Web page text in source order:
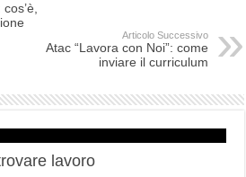
Articolo Successivo
Atac “Lavora con Noi”: come
inviare il curriculum
lavoro